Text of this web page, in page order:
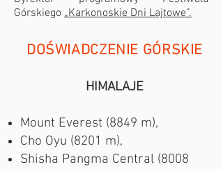
Górskiego „Karkonoskie Dni Lajtowe”.
DOŚWIADCZENIE GÓRSKIE
HIMALAJE
Mount Everest (8849 m),
Cho Oyu (8201 m),
Shisha Pangma Central (8008